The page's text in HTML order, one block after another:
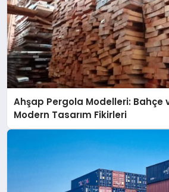
Ahşap Pergola Modelleri: Bahçe
Modern Tasarım Fikirleri